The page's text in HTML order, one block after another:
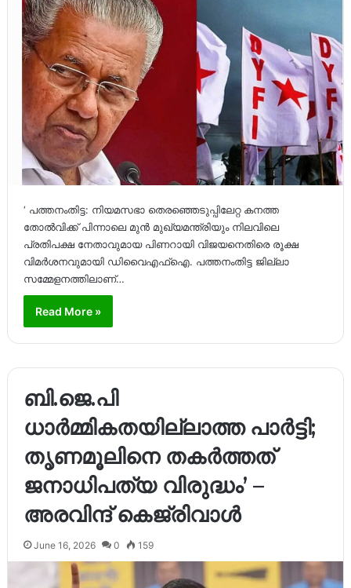
‘ പത്തനംതിട്ട: നിയമസഭാ തെരഞ്ഞെടുപ്പിലേറ്റ കനത്ത
തോൽവിക്ക് പിന്നാലെ മുൻ മുഖ്യമന്ത്രിയും നിലവിലെ
പ്രതിപക്ഷ നേതാവുമായ പിണറായി വിജയനെതിരെ രൂക്ഷ
വിമർശനവുമായി ഡിവൈഎഫ്ഐ. പത്തനംതിട്ട ജില്ലാ
സമ്മേളനത്തിലാണ്…
Read More »
ബി.ജെ.പി
ധാർമ്മികതയില്ലാത്ത പാർട്ടി;
തൃണമൂലിനെ തകർത്തത്
ജനാധിപത്യ വിരുദ്ധം’ –
അരവിന്ദ് കെജ്രിവാൾ
June 16, 2026 0 159